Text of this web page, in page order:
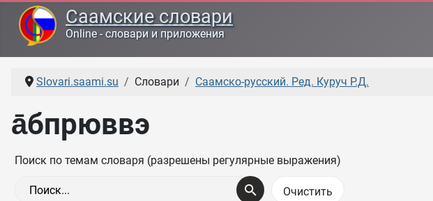
Саамские словари
Online - словари и приложения
Slovari.saami.su Словари Саамско-русский. Ред. Куруч Р.Д.
а̄бпрюввэ
Поиск по темам словаря (разрешены регулярные выражения)